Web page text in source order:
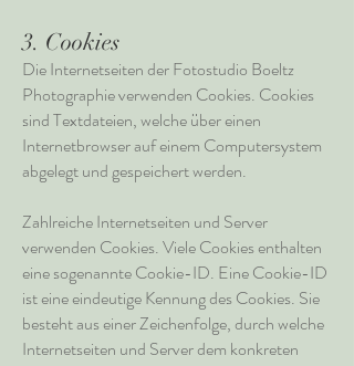
3. Cookies
Die Internetseiten der Fotostudio Boeltz
Photographie verwenden Cookies. Cookies
sind Textdateien, welche über einen
Internetbrowser auf einem Computersystem
abgelegt und gespeichert werden.
Zahlreiche Internetseiten und Server
verwenden Cookies. Viele Cookies enthalten
eine sogenannte Cookie-ID. Eine Cookie-ID
ist eine eindeutige Kennung des Cookies. Sie
besteht aus einer Zeichenfolge, durch welche
Internetseiten und Server dem konkreten